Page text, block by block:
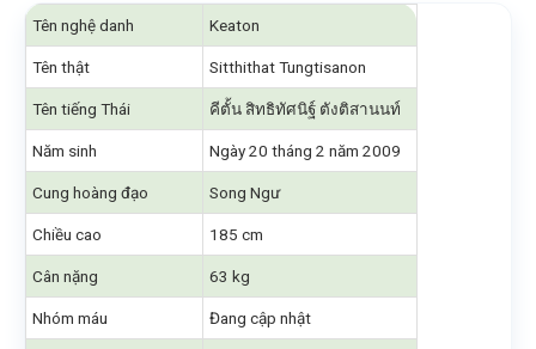
Tên nghệ danh Keaton
Tên thật Sitthithat Tungtisanon
Tên tiếng Thái คีตั้น สิทธิทัศนิฐ์ ตังติสานนท์
Năm sinh Ngày 20 tháng 2 năm 2009
Cung hoàng đạo Song Ngư
Chiều cao 185 cm
Cân nặng 63 kg
Nhóm máu Đang cập nhật